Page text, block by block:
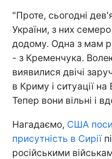
"Проте, сьогодні
України, з них
додому. Одна з мам
- з Кременчука.
виявилися двічі
в Криму і ситуації
Тепер вони вільні і
Нагадаємо, США
присутність в Сирії
російськими